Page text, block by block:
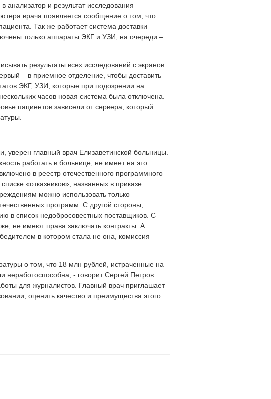
анализатор и результат исследования
врача появляется сообщение о том, что
Так же работает система доставки
только аппараты ЭКГ и УЗИ, на очереди –
результаты всех исследований с экранов
– в приемное отделение, чтобы доставить
ЭКГ, УЗИ, которые при подозрении на
часов новая система была отключена.
пациентов зависели от сервера, который
уверен главный врач Елизаветинской больницы.
работать в больнице, не имеет на это
в реестр отечественного программного
«отказников», названных в приказе
можно использовать только
программ. С другой стороны,
в список недобросовестных поставщиков. С
не имеют права заключать контракты. А
в котором стала не она, комиссия
о том, что 18 млн рублей, истраченные на
- говорит Сергей Петров.
для журналистов. Главный врач приглашает
оценить качество и преимущества этого